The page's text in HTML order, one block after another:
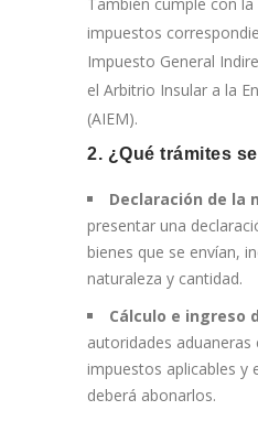
impuestos
Impuesto General
el Arbitrio Insular a la
(AIEM).
2. ¿Qué trámites
Declaración de la
presentar una
bienes que se envían,
naturaleza y cantidad.
Cálculo e ingreso
autoridades aduaneras
impuestos aplicables y
deberá abonarlos.